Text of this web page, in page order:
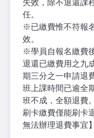
失效，除不退還課
任。
※已繳費惟不符報
效。
※學員自報名繳費
退還已繳費用之九
期三分之一申請退
班上課時間已逾全
班不成，全額退費
刷卡繳費僅能刷卡
無法辦理退費事宜】